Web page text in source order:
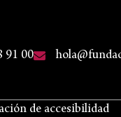
91 00
de accesibilidad